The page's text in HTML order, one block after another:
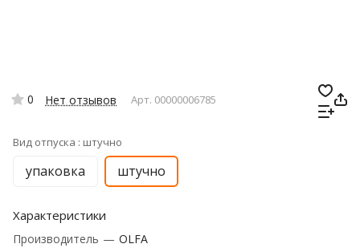
0 Нет отзывов Арт. 00000006785
Вид отпуска : штучно
упаковка штучно
Характеристики
Производитель — OLFA